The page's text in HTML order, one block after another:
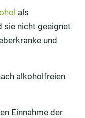
als
sie nicht geeignet
und
alkoholfreien
Einnahme der